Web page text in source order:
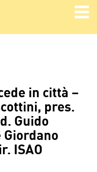
in città –
pres.
Guido
Giordano
ISAO